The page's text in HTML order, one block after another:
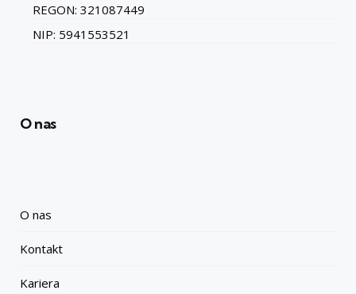
REGON: 321087449
NIP: 5941553521
O nas
O nas
Kontakt
Kariera